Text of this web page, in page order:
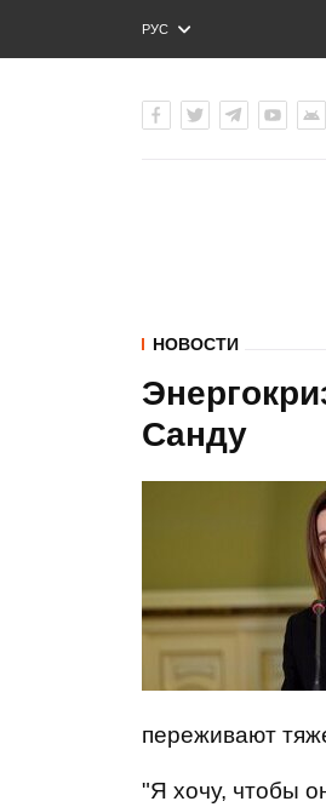
РУС
ENG
НОВОСТИ
Санду
переживают
"Я хочу, чтобы